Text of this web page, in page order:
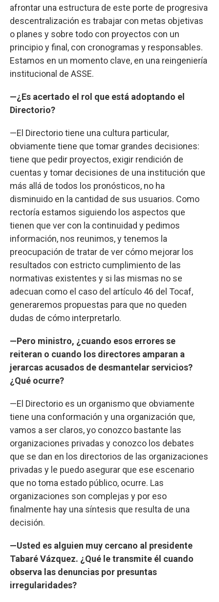
afrontar una estructura de este porte de progresiva
descentralización es trabajar con metas objetivas
o planes y sobre todo con proyectos con un
principio y final, con cronogramas y responsables.
Estamos en un momento clave, en una reingeniería
institucional de ASSE.
—¿Es acertado el rol que está adoptando el
Directorio?
—El Directorio tiene una cultura particular,
obviamente tiene que tomar grandes decisiones:
tiene que pedir proyectos, exigir rendición de
cuentas y tomar decisiones de una institución que
más allá de todos los pronósticos, no ha
disminuido en la cantidad de sus usuarios. Como
rectoría estamos siguiendo los aspectos que
tienen que ver con la continuidad y pedimos
información, nos reunimos, y tenemos la
preocupación de tratar de ver cómo mejorar los
resultados con estricto cumplimiento de las
normativas existentes y si las mismas no se
adecuan como el caso del artículo 46 del Tocaf,
generaremos propuestas para que no queden
dudas de cómo interpretarlo.
—Pero ministro, ¿cuando esos errores se
reiteran o cuando los directores amparan a
jerarcas acusados de desmantelar servicios?
¿Qué ocurre?
—El Directorio es un organismo que obviamente
tiene una conformación y una organización que,
vamos a ser claros, yo conozco bastante las
organizaciones privadas y conozco los debates
que se dan en los directorios de las organizaciones
privadas y le puedo asegurar que ese escenario
que no toma estado público, ocurre. Las
organizaciones son complejas y por eso
finalmente hay una síntesis que resulta de una
decisión.
—Usted es alguien muy cercano al presidente
Tabaré Vázquez. ¿Qué le transmite él cuando
observa las denuncias por presuntas
irregularidades?